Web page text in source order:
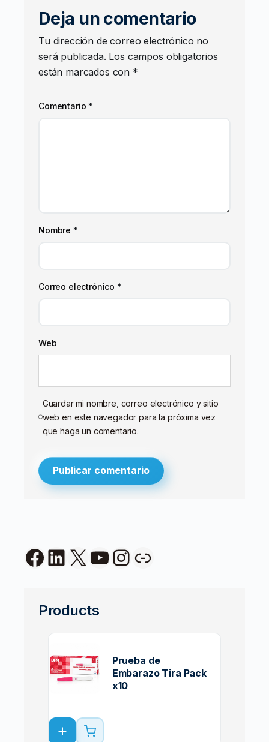
Deja un comentario
Tu dirección de correo electrónico no
será publicada. Los campos obligatorios
están marcados con *
Comentario *
Nombre *
Correo electrónico *
Web
Guardar mi nombre, correo electrónico y sitio
web en este navegador para la próxima vez
que haga un comentario.
Facebook LinkedIn X YouTube Instagram Link
Products
Prueba de
Embarazo Tira Pack
x10